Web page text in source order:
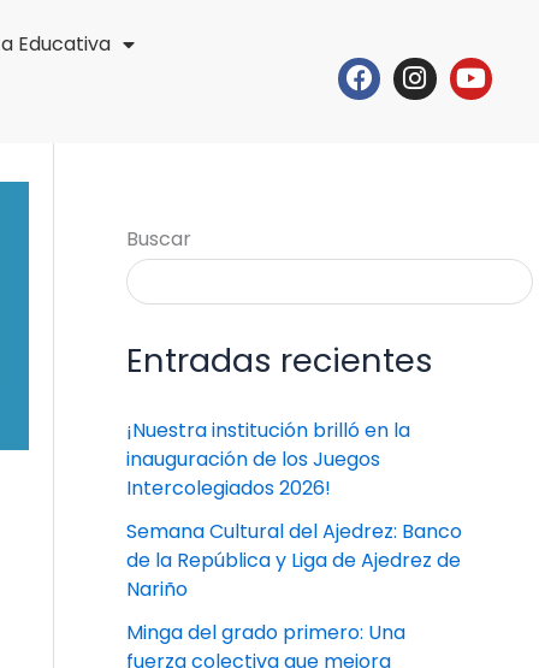
Educativa
Facebook
Buscar
Entradas recientes
¡Nuestra institución brilló en la
inauguración de los Juegos
Intercolegiados 2026!
Semana Cultural del Ajedrez: Banco
de la República y Liga de Ajedrez de
Nariño
Minga del grado primero: Una
fuerza colectiva que mejora